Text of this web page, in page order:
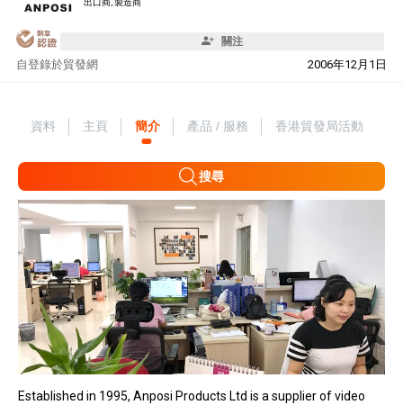
出口商, 製造商
關注
自 2006年12月1日
登錄於貿發網
資料 主頁 簡介 產品 / 服務 香港貿發局活動
搜尋
Established in 1995, Anposi Products Ltd is a supplier of video